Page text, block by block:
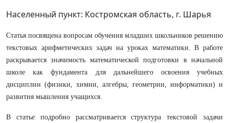
Населенный пункт: Костромская область, г. Шарья
Статья посвящена вопросам обучения младших школьников решению
текстовых арифметических задач на уроках математики. В работе
раскрывается значимость математической подготовки в начальной
школе как фундамента для дальнейшего освоения учебных
дисциплин (физики, химии, алгебры, геометрии, информатики) и
развития мышления учащихся.
В статье подробно рассматривается структура текстовой задачи